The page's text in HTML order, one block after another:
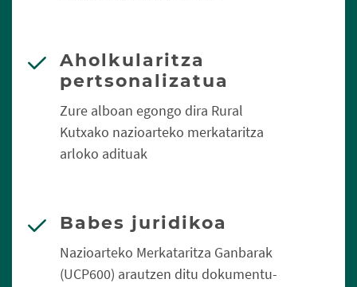
Aholkularitza
pertsonalizatua
Zure alboan egongo dira Rural
Kutxako nazioarteko merkataritza
arloko adituak
Babes juridikoa
Nazioarteko Merkataritza Ganbarak
(UCP600) arautzen ditu dokumentu-